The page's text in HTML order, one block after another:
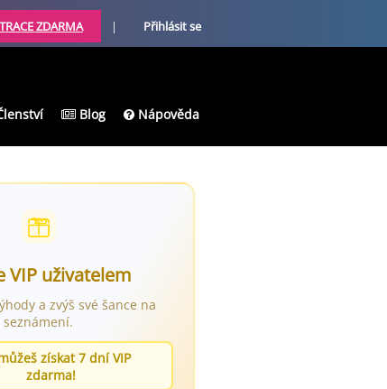
ZDARMA | Přihlásit se
Blog Nápověda
VIP uživatelem
a zvýš své šance na
seznámení.
získat 7 dní VIP
zdarma!